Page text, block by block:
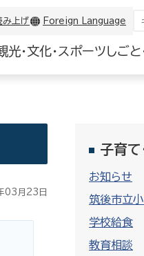
み上げ Foreign Language
光・文化・スポーツしごと
子育て
お知らせ
筑後市立
学校給食
教育相談
03月23日